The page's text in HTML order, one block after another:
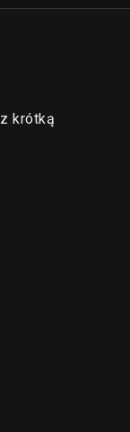
krótką